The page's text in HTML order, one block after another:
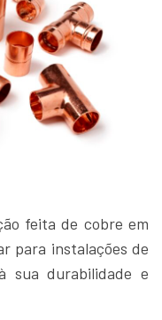
feita de cobre em
para instalações de
sua durabilidade e